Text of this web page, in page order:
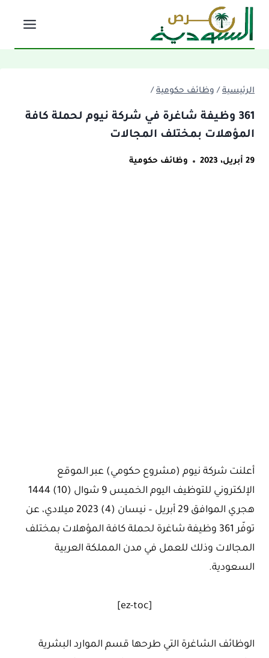
التجاوز
المحتوى
الرئيسية / وظائف حكومية /
361 وظيفة شاغرة في شركة نيوم لحملة كافة
المؤهلات بمختلف المجالات
29 أبريل، 2023 وظائف حكومية
أعلنت شركة نيوم (مشروع حكومي) عبر الموقع
الإلكتروني للتوظيف اليوم الخميس 9 شوال (10) 1444
هجري الموافق 29 أبريل – نيسان (4) 2023 ميلادي، عن
توفّر 361 وظيفة شاغرة لحملة كافة المؤهلات بمختلف
المجالات وذلك للعمل في مدن المملكة العربية
السعودية.
[ez-toc]
الوظائف الشاغرة التي طرحها قسم الموارد البشرية